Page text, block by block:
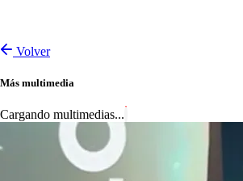
Volver
Más multimedia
Cargando multimedias...